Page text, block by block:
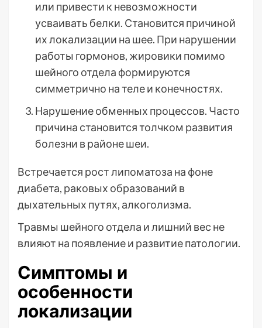
или привести к невозможности
усваивать белки. Становится причиной
их локализации на шее. При нарушении
работы гормонов, жировики помимо
шейного отдела формируются
симметрично на теле и конечностях.
Нарушение обменных процессов. Часто
причина становится толчком развития
болезни в районе шеи.
Встречается рост липоматоза на фоне
диабета, раковых образований в
дыхательных путях, алкоголизма.
Травмы шейного отдела и лишний вес не
влияют на появление и развитие патологии.
Симптомы и
особенности
локализации